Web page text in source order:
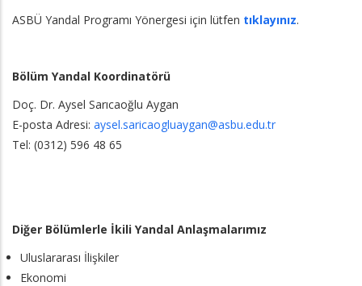
ASBÜ Yandal Programı Yönergesi için lütfen tıklayınız.
Bölüm Yandal Koordinatörü
Doç. Dr. Aysel Sarıcaoğlu Aygan
E-posta Adresi: aysel.saricaogluaygan@asbu.edu.tr
Tel: (0312) 596 48 65
Diğer Bölümlerle İkili Yandal Anlaşmalarımız
Uluslararası İlişkiler
Ekonomi